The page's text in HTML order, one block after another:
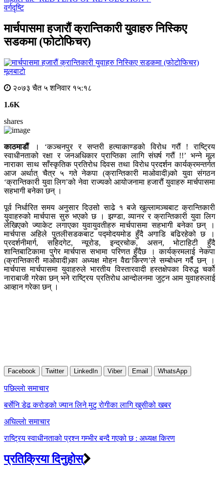
वर्गदृष्टि
मार्चपासमा हजारौं क्रान्तिकारी युवाहरु निस्किए
सडकमा (फोटोफिचर)
मूलबाटाे
२०७३ चैत ५ शनिवार १५:१८
1.6K
shares
काठमाडौं। ‘कञ्चनपुर र सप्तरी हत्याकाण्डको विरोध गरौं ! राष्ट्रिय
स्वाधीनताको रक्षा र जनअधिकार प्राप्तिका लागि संघर्ष गरौं !!’ भन्ने मूल
नाराका साथ साँस्कृतिक प्रतिरोध दिवस तथा विरोध प्रदर्शन कार्यक्रमन्तर्गत
आज अर्थात् चैत्र ५ गते नेकपा (क्रान्तिकारी माओवादी)को युवा संगठन
‘क्रान्तिकारी युवा लिग’को नेवा राज्यको आयोजनामा हजारौं युवाहरु मार्चपासमा
सहभागी बनेका छन् ।
पूर्व निर्धारित समय अनुसार दिउसो साढे १ बजे खुल्लामञ्चबाट क्रान्तिकारी
युवाहरुको मार्चपास सुरु भएको छ । झण्डा, व्यानर र क्रान्तिकारी युवा लिग
लेखिएको ज्याकेट लगाएका युवायुवतीहरु मार्चपासमा सहभागी बनेका छन् ।
मार्चपास अहिले पुतलीसडकबाट पद्मोदयमोड हुँदै अगाडि बढिरहेको छ ।
प्रदर्शनीमार्ग, सहिदगेट, न्यूरोड, इन्द्रचोक, असन, भोटाहिटी हुँदै
शान्तिबाटिकामा पुगेर मार्चपास सभामा परिणत हुँदैछ । कार्यक्रमलाई नेकपा
(क्रान्तिकारी माओवादी)का अध्यक्ष मोहन वैद्य‘किरण’ले सम्बोधन गर्दै छन् ।
मार्चपास मार्चपासमा युवाहरुले भारतीय विस्तारवादी हस्तक्षेपका विरुद्ध चर्को
नाराबाजी गरेका छन् भने राष्ट्रिय प्रतिरोध आन्दोलनमा जुट्न आम युवाहरुलाई
आव्हान गरेका छन् ।
Facebook Twitter LinkedIn Viber Email WhatsApp
Post
navigation
पछिल्लाे समाचार
बर्सेनि डेढ करोडको ज्यान लिने मुटु रोगीका लागि खुसीको खबर
अघिल्लाे समाचार
राष्ट्रिय स्वाधीनताको प्रश्न गम्भीर बन्दै गएको छ : अध्यक्ष किरण
प्रतिक्रिया दिनुहोस्